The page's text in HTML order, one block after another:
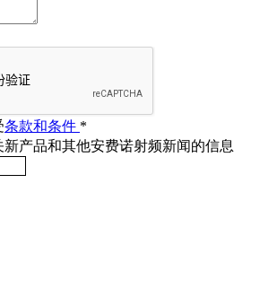
条款和条件 *
产品和其他安费诺射频新闻的信息